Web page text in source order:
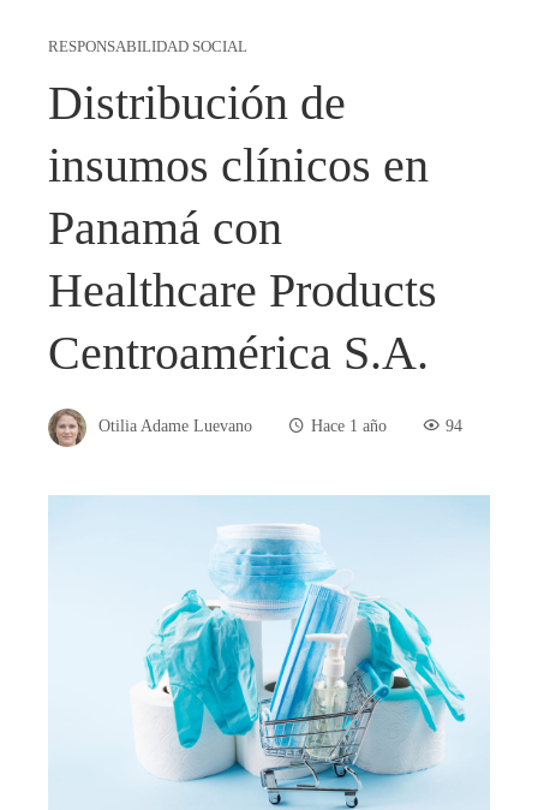
RESPONSABILIDAD SOCIAL
Distribución de
insumos clínicos en
Panamá con
Healthcare Products
Centroamérica S.A.
Otilia Adame Luevano Hace 1 año 94